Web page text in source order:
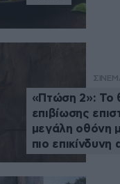
«Πτώση 2»: Το
επιβίωσης
μεγάλη οθόνη
πιο